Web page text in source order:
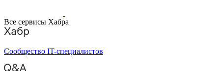
Все сервисы Хабра
Сообщество IT-специалистов